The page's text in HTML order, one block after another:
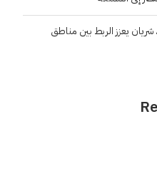
يعزز الربط بين مناطق